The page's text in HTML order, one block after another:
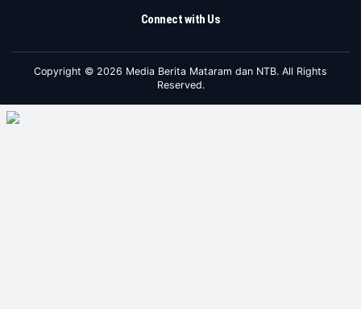
Connect with Us
Copyright © 2026 Media Berita Mataram dan NTB. All Rights
Reserved.